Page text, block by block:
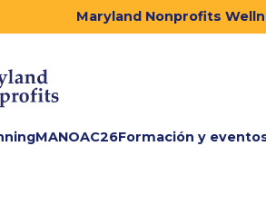
Maryland Nonprofits
MANOAC26Formación y